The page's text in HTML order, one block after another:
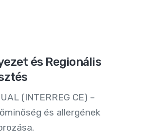
és Regionális
(INTERREG CE) –
és allergének